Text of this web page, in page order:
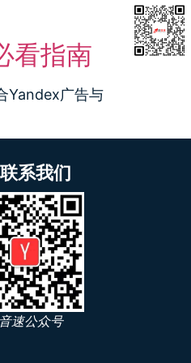
看指南
Yandex广告与
系我们
速公众号